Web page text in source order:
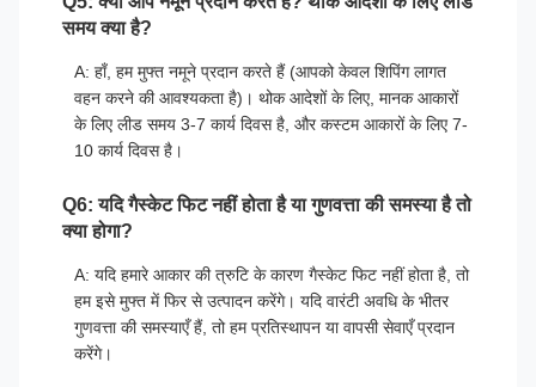
समय क्या है?
A: हाँ, हम मुफ्त नमूने प्रदान करते हैं (आपको केवल शिपिंग लागत
वहन करने की आवश्यकता है)। थोक आदेशों के लिए, मानक आकारों
के लिए लीड समय 3-7 कार्य दिवस है, और कस्टम आकारों के लिए 7-
10 कार्य दिवस है।
Q6: यदि गैस्केट फिट नहीं होता है या गुणवत्ता की समस्या है तो
क्या होगा?
A: यदि हमारे आकार की त्रुटि के कारण गैस्केट फिट नहीं होता है, तो
हम इसे मुफ्त में फिर से उत्पादन करेंगे। यदि वारंटी अवधि के भीतर
गुणवत्ता की समस्याएँ हैं, तो हम प्रतिस्थापन या वापसी सेवाएँ प्रदान
करेंगे।